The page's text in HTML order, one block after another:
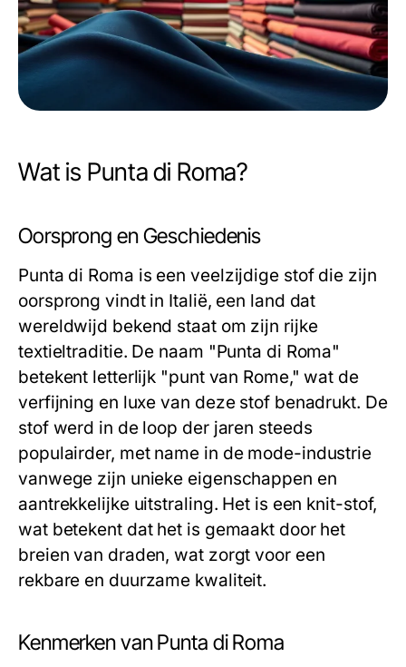
Wat is Punta di Roma?
Oorsprong en Geschiedenis
Punta di Roma is een veelzijdige stof die zijn
oorsprong vindt in Italië, een land dat
wereldwijd bekend staat om zijn rijke
textieltraditie. De naam "Punta di Roma"
betekent letterlijk "punt van Rome," wat de
verfijning en luxe van deze stof benadrukt. De
stof werd in de loop der jaren steeds
populairder, met name in de mode-industrie
vanwege zijn unieke eigenschappen en
aantrekkelijke uitstraling. Het is een knit-stof,
wat betekent dat het is gemaakt door het
breien van draden, wat zorgt voor een
rekbare en duurzame kwaliteit.
Kenmerken van Punta di Roma